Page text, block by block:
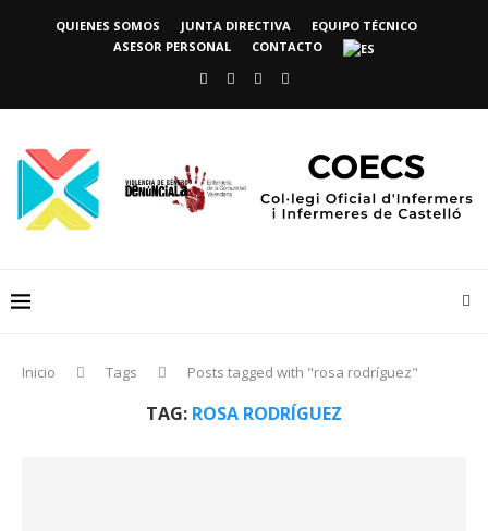
QUIENES SOMOS JUNTA DIRECTIVA
EQUIPO TÉCNICO
ASESOR PERSONAL
CONTACTO
Inicio Tags Posts tagged with "rosa rodríguez"
TAG: ROSA RODRÍGUEZ